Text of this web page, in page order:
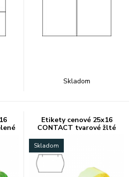
Skladom
Etikety cenové 25x16
CONTACT tvarové žlté
Skladom